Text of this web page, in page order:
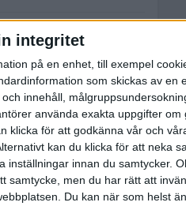
integritet
på en enhet, till exempel
som skickas av en
innehåll,
använda exakta uppgifter om
klicka för att godkänna vår och
kan du klicka för att neka
inställningar innan du samtycker.
samtycke, men du har rätt att
Du kan när som helst
som
5
och ...
vill ha